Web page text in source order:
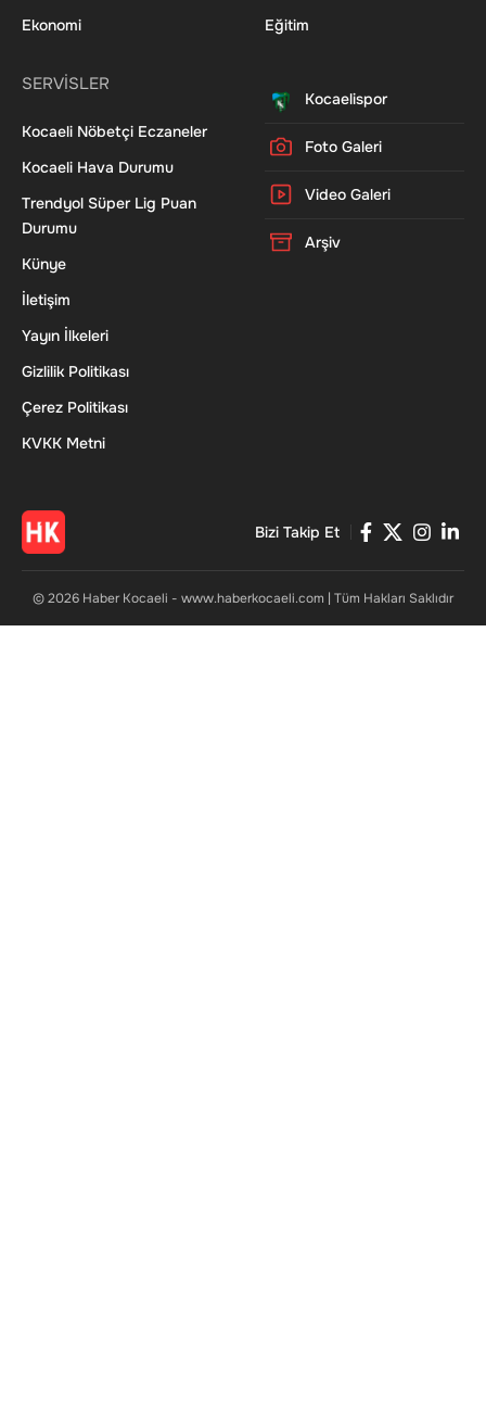
Ekonomi
Eğitim
SERVİSLER
Kocaeli Nöbetçi Eczaneler
Kocaeli Hava Durumu
Trendyol Süper Lig Puan
Durumu
Künye
İletişim
Yayın İlkeleri
Gizlilik Politikası
Çerez Politikası
KVKK Metni
Kocaelispor
Foto Galeri
Video Galeri
Arşiv
Bizi Takip Et
© 2026 Haber Kocaeli - www.haberkocaeli.com | Tüm Hakları Saklıdır